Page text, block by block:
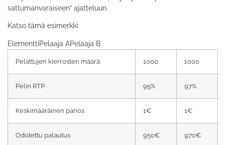
sattumanvaraiseen” ajatteluun.
Katso tämä esimerkki:
ElementtiPelaaja APelaaja B
Pelattujen kierrosten määrä 1000 1000
Pelin RTP 95% 97%
Keskimääräinen panos 1€ 1€
Odotettu palautus 950€ 970€